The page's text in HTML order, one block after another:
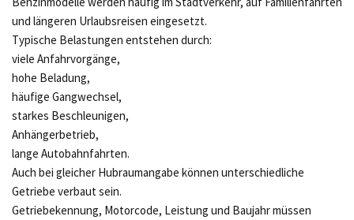
und längeren Urlaubsreisen eingesetzt.
Typische Belastungen entstehen durch:
viele Anfahrvorgänge,
hohe Beladung,
häufige Gangwechsel,
starkes Beschleunigen,
Anhängerbetrieb,
lange Autobahnfahrten.
Auch bei gleicher Hubraumangabe können unterschiedliche
Getriebe verbaut sein.
Getriebekennung, Motorcode, Leistung und Baujahr müssen